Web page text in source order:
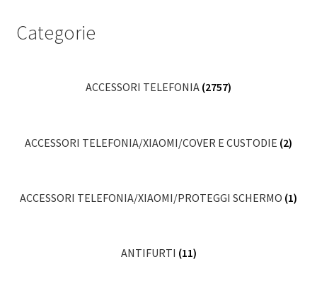
Categorie
ACCESSORI TELEFONIA (2757)
ACCESSORI TELEFONIA/XIAOMI/COVER E CUSTODIE (2)
ACCESSORI TELEFONIA/XIAOMI/PROTEGGI SCHERMO (1)
ANTIFURTI (11)